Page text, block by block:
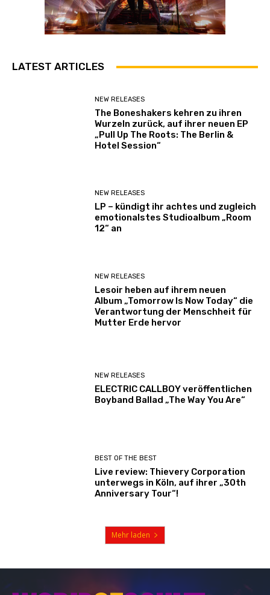
LATEST ARTICLES
NEW RELEASES
The Boneshakers kehren zu ihren
Wurzeln zurück, auf ihrer neuen EP
„Pull Up The Roots: The Berlin &
Hotel Session“
NEW RELEASES
LP – kündigt ihr achtes und zugleich
emotionalstes Studioalbum „Room
12“ an
NEW RELEASES
Lesoir heben auf ihrem neuen
Album „Tomorrow Is Now Today“ die
Verantwortung der Menschheit für
Mutter Erde hervor
NEW RELEASES
ELECTRIC CALLBOY veröffentlichen
Boyband Ballad „The Way You Are“
BEST OF THE BEST
Live review: Thievery Corporation
unterwegs in Köln, auf ihrer „30th
Anniversary Tour“!
Mehr laden